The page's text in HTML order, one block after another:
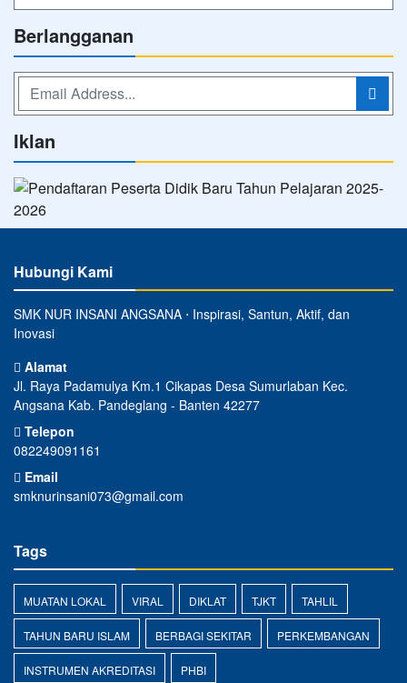
Berlangganan
Iklan
Hubungi Kami
SMK NUR INSANI ANGSANA ⋅ Inspirasi, Santun, Aktif, dan
Inovasi
Alamat
Jl. Raya Padamulya Km.1 Cikapas Desa Sumurlaban Kec.
Angsana Kab. Pandeglang - Banten 42277
Telepon
082249091161
Email
smknurinsani073@gmail.com
Tags
MUATAN LOKAL VIRAL DIKLAT TJKT TAHLIL
TAHUN BARU ISLAM BERBAGI SEKITAR PERKEMBANGAN
INSTRUMEN AKREDITASI PHBI